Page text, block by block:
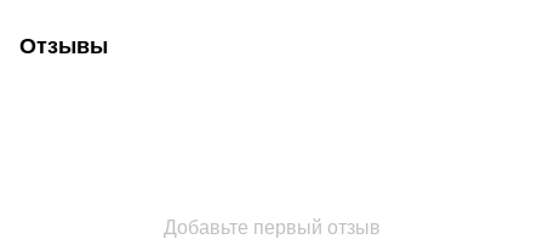
Отзывы
Добавьте первый отзыв